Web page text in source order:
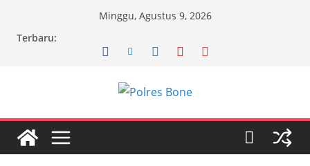
Minggu, Agustus 9, 2026
Terbaru: